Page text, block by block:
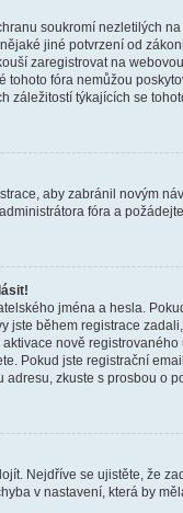
soukromí nezletilých
jiné potvrzení od
zaregistrovat na
fóra nemůžou
záležitostí týkajících se
aby zabránil novým
fóra a
jména a hesla.
jste během registrace
nově
Pokud jste registrační
zkuste s prosbou o
Nejdříve se ujistěte, že
v nastavení, která by